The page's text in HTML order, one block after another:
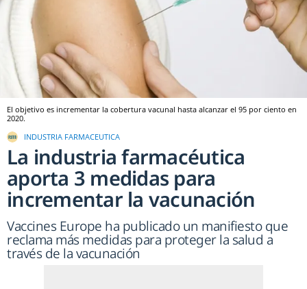
El objetivo es incrementar la cobertura vacunal hasta alcanzar el 95 por ciento en
2020.
INDUSTRIA FARMACEUTICA
La industria farmacéutica
aporta 3 medidas para
incrementar la vacunación
Vaccines Europe ha publicado un manifiesto que
reclama más medidas para proteger la salud a
través de la vacunación